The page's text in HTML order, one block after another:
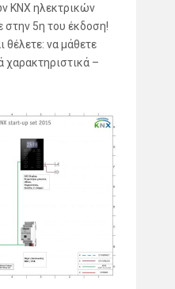
ΚΝΧ ηλεκτρικών
5η του έκδοση!
θέλετε: να μάθετε
χαρακτηριστικά –